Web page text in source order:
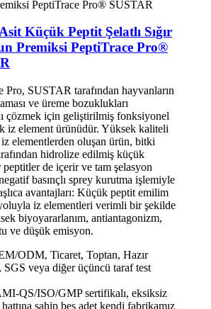
Küçük Peptit Şelatlı Sığır
Premiksi PeptiTrace Pro®
Pro, SUSTAR tarafından hayvanların
ve üreme bozuklukları
çözmek için geliştirilmiş fonksiyonel
iz element ürünüdür. Yüksek kaliteli
elementlerden oluşan ürün, bitki
hidrolize edilmiş küçük
de içerir ve tam şelasyon
basınçlı sprey kurutma işlemiyle
avantajları: Küçük peptit emilim
iz elementleri verimli bir şekilde
biyoyararlanım, antiantagonizm,
ve düşük emisyon.
ODM, Ticaret, Toptan, Hazır
SGS veya diğer üçüncü taraf test
QS/ISO/GMP sertifikalı, eksiksiz
sahip beş adet kendi fabrikamız